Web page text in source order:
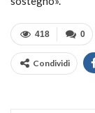
0
418
Condividi